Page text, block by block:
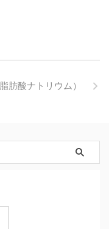
肪酸ナトリウム）